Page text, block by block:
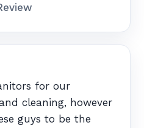
for our
cleaning, however
guys to be the